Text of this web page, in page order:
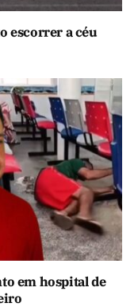
escorrer a céu
em hospital de